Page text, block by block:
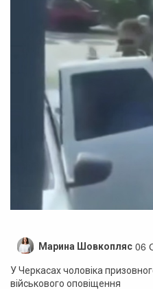
Марина Шовкопляс 06
У Черкасах чоловіка
військового оповіщення